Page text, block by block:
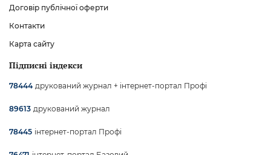
Договір публічної оферти
Контакти
Карта сайту
Підписні індекси
78444 друкований журнал + інтернет-портал Профі
89613 друкований журнал
78445 інтернет-портал Профі